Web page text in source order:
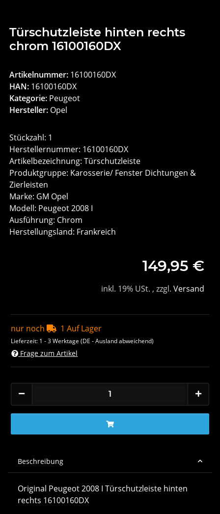
Türschutzleiste hinten rechts
chrom 16100160DX
Artikelnummer: 16100160DX
HAN: 16100160DX
Kategorie: Peugeot
Hersteller: Opel
Stückzahl: 1
Herstellernummer: 16100160DX
Artikelbezeichnung: Türschutzleiste
Produktgruppe: Karosserie/ Fenster Dichtungen &
Zierleisten
Marke: GM Opel
Modell: Peugeot 2008 I
Ausführung: Chrom
Herstellungsland: Frankreich
149,95 €
inkl. 19% USt. , zzgl. Versand
nur noch 1 Auf Lager
Lieferzeit: 1 - 3 Werktage(DE - Ausland abweichend)
Frage zum Artikel
Beschreibung
Original Peugeot 2008 I Türschutzleiste hinten
rechts 16100160DX